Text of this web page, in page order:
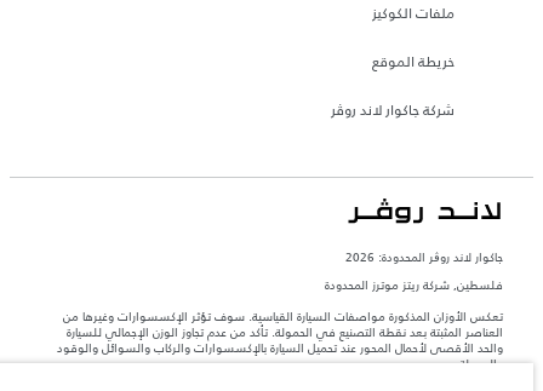
ملفات الكوكيز
خريطة الموقع
شركة جاكوار لاند روڤر
جاكوار لاند روڨر المحدودة: 2026
فلسطين, شركة ريتز موترز المحدودة
تعكس الأوزان المذكورة مواصفات السيارة القياسية. سوف تؤثر الإكسسوارات وغيرها من
العناصر المثبتة بعد نقطة التصنيع في الحمولة. تأكد من عدم تجاوز الوزن الإجمالي للسيارة
والحد الأقصى لأحمال المحور عند تحميل السيارة بالإكسسوارات والركاب والسوائل والوقود
والحمولة.